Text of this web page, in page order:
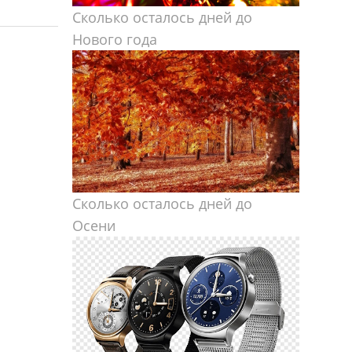
Сколько осталось дней до
Нового года
Сколько осталось дней до
Осени